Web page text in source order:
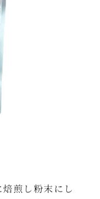
煎し粉末にし